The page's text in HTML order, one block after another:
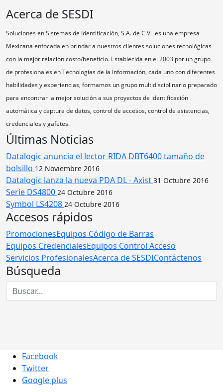
Acerca de SESDI
Soluciones en Sistemas de Identificación, S.A. de C.V. es una empresa
Mexicana enfocada en brindar a nuestros clientes soluciones tecnológicas
con la mejor relación costo/beneficio. Establecida en el 2003 por un grupo
de profesionales en Tecnologías de la Información, cada uno con diferentes
habilidades y experiencias, formamos un grupo multidisciplinario preparado
para encontrar la mejor solución a sus proyectos de identificación
automática y captura de datos, control de accesos, control de asistencias,
credenciales y gafetes.
Últimas Noticias
Datalogic anuncia el lector RIDA DBT6400 tamaño de
bolsillo 12 Noviembre 2016
Datalogic lanza la nueva PDA DL - Axist 31 Octubre 2016
Serie DS4800 24 Octubre 2016
Symbol LS4208 24 Octubre 2016
Accesos rápidos
PromocionesEquipos Código de Barras
Equipos CredencialesEquipos Control Acceso
Servicios ProfesionalesAcerca de SESDIContáctenos
Búsqueda
Facebook
Twitter
Google plus